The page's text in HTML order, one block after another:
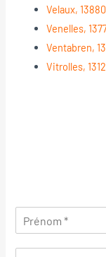
Velaux, 13880
Venelles,
Ventabren,
Vitrolles,